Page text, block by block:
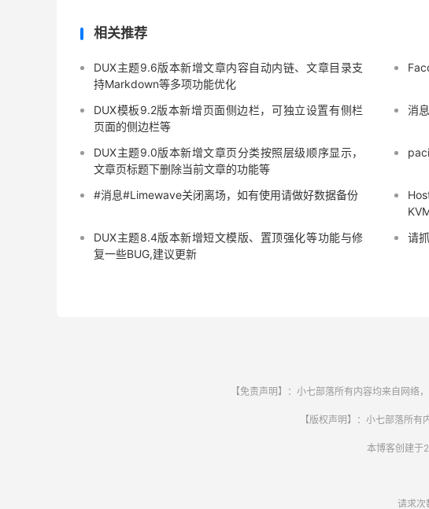
相关推荐
DUX主题9.6版本新增文章内容自动内链、文章目录支
持Markdown等多项功能优化
DUX模板9.2版本新增页面侧边栏，可独立设置有侧栏
页面的侧边栏等
消
DUX主题9.0版本新增文章页分类按照层级顺序显示，
文章页标题下删除当前文章的功能等
#消息#Limewave关闭离场，如有使用请做好数据备份
DUX主题8.4版本新增短文模版、置顶强化等功能与修
复一些BUG,建议更新
请
【免责声明】：小七部落所有内容均来自网
【版权声明】：小七部落所
本博客创建于
请求次